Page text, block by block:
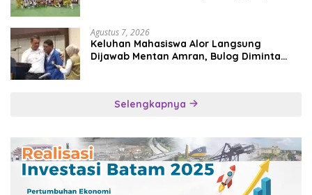
Agustus 7, 2026
Keluhan Mahasiswa Alor Langsung
Dijawab Mentan Amran, Bulog Diminta
Selengkapnya